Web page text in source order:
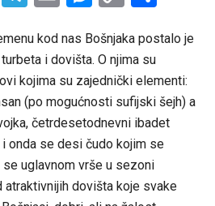
kod nas Bošnjaka postalo je
i dovišta. O njima su
kojima su zajednički elementi:
(po mogućnosti sufijski šejh) a
četrdesetodnevni ibadet
onda se desi čudo kojim se
uglavnom vrše u sezoni
dovišta koje svake